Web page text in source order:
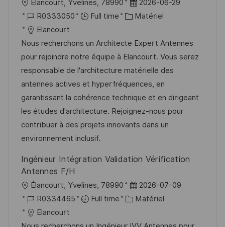
a
g
p
o
s
t
e
o
c
a
l
i
s
a
t
i
o
Élancourt, Yvelines, 78990
a
e
d
’
a
f
f
i
a
e
2026-06-29
R
é
f
é
r
e
n
c
e
d
p
t
e
R0333050 Full time
C
t
é
g
o
r
i
e
Matériel
Elancourt
Nous recherchons un Architecte Expert Antennes
pour rejoindre notre équipe à Elancourt. Vous serez
responsable de l'architecture matérielle des
antennes actives et hyperfréquences, en
garantissant la cohérence technique et en dirigeant
les études d'architecture. Rejoignez-nous pour
contribuer à des projets innovants dans un
environnement inclusif.
Ingénieur Intégration Validation Vérification
Antennes F/H
o
c
Élancourt, Yvelines, 78990
D
a
2026-07-09
R
é
R0334465 Full time
C Matériel
Elancourt